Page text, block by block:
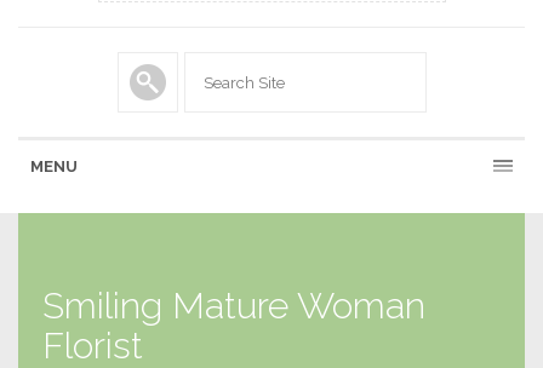
MENU
Smiling Mature Woman
Florist